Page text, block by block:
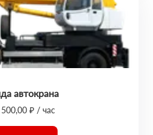
автокрана
₽ / час